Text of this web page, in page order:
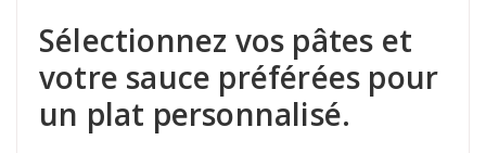
Sélectionnez vos pâtes et
votre sauce préférées pour
un plat personnalisé.